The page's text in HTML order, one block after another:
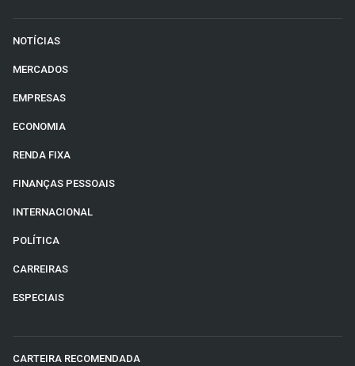
NOTÍCIAS
MERCADOS
EMPRESAS
ECONOMIA
RENDA FIXA
FINANÇAS PESSOAIS
INTERNACIONAL
POLÍTICA
CARREIRAS
ESPECIAIS
CARTEIRA RECOMENDADA